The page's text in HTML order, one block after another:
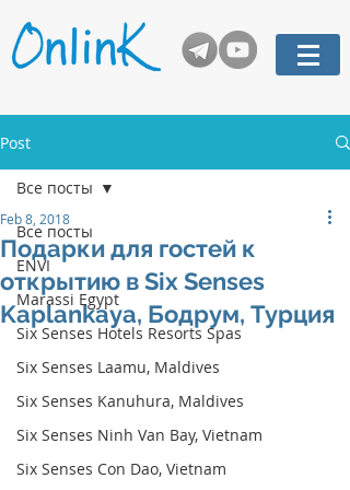
Post
Все посты
ENVI
Marassi Egypt
Six Senses Hotels Resorts Spas
Six Senses Laamu, Maldives
Six Senses Kanuhura, Maldives
Six Senses Ninh Van Bay, Vietnam
Six Senses Con Dao, Vietnam
Все посты
Подарки для гостей к
открытию в Six Senses
Kaplankaya, Бодрум, Турция
Feb 8, 2018